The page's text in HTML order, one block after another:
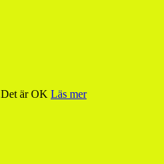
Det är OK Läs mer